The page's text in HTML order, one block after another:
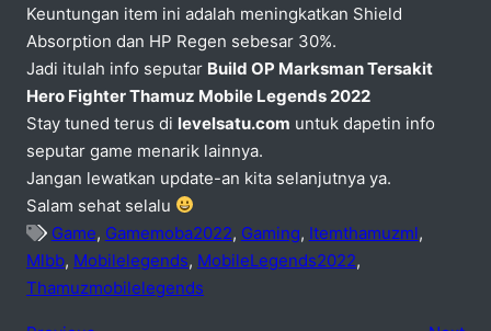
Keuntungan item ini adalah meningkatkan Shield
Absorption dan HP Regen sebesar 30%.
Jadi itulah info seputar Build OP Marksman Tersakit
Hero Fighter Thamuz Mobile Legends 2022
Stay tuned terus di levelsatu.com untuk dapetin info
seputar game menarik lainnya.
Jangan lewatkan update-an kita selanjutnya ya.
Salam sehat selalu
Game, Gamemoba2022, Gaming, Itemthamuzml,
Mlbb, Mobilelegends, MobileLegends2022,
Thamuzmobilelegends